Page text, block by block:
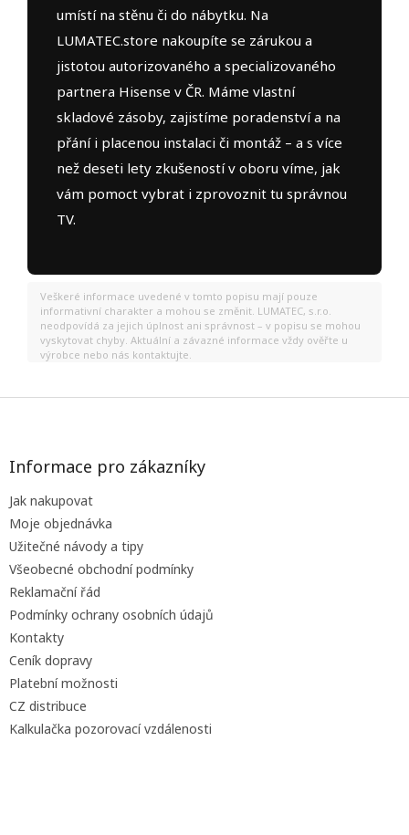
umístí na stěnu či do nábytku. Na
LUMATEC.store nakoupíte se zárukou a
jistotou autorizovaného a specializovaného
partnera Hisense v ČR. Máme vlastní
skladové zásoby, zajistíme poradenství a na
přání i placenou instalaci či montáž – a s více
než deseti lety zkušeností v oboru víme, jak
vám pomoct vybrat i zprovoznit tu správnou
TV.
Veškeré informace uvedené v tomto popisu mají pouze
informativní charakter a mohou se změnit. LUMATEC, s.r.o.
neodpovídá za jejich úplnost ani správnost – v popisu se mohou
vyskytovat chyby. Aktuální a závazné informace vždy ověřte u
výrobce nebo nás kontaktujte.
Z
Informace pro zákazníky
Jak nakupovat
Moje objednávka
Užitečné návody a tipy
Všeobecné obchodní podmínky
Reklamační řád
Podmínky ochrany osobních údajů
Kontakty
Ceník dopravy
Platební možnosti
CZ distribuce
Kalkulačka pozorovací vzdálenosti